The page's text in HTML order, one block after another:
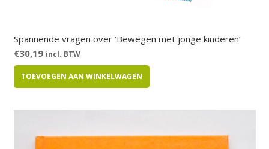
Spannende vragen over ‘Bewegen met jonge kinderen’
€30,19 incl. BTW
TOEVOEGEN AAN WINKELWAGEN